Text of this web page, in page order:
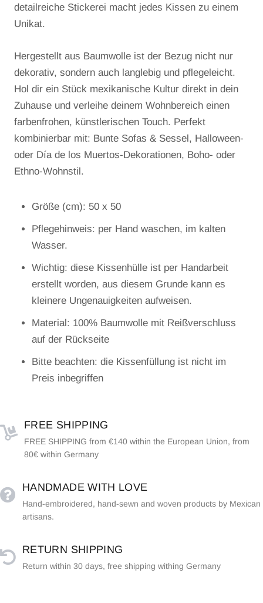
detailreiche Stickerei macht jedes Kissen zu einem
Unikat.
Hergestellt aus Baumwolle ist der Bezug nicht nur
dekorativ, sondern auch langlebig und pflegeleicht.
Hol dir ein Stück mexikanische Kultur direkt in dein
Zuhause und verleihe deinem Wohnbereich einen
farbenfrohen, künstlerischen Touch. Perfekt
kombinierbar mit: Bunte Sofas & Sessel, Halloween-
oder Día de los Muertos-Dekorationen, Boho- oder
Ethno-Wohnstil.
Größe (cm): 50 x 50
Pflegehinweis: per Hand waschen, im kalten
Wasser.
Wichtig: diese Kissenhülle ist per Handarbeit
erstellt worden, aus diesem Grunde kann es
kleinere Ungenauigkeiten aufweisen.
Material: 100% Baumwolle mit Reißverschluss
auf der Rückseite
Bitte beachten: die Kissenfüllung ist nicht im
Preis inbegriffen
FREE SHIPPING
FREE SHIPPING from €140 within the European Union, from
80€ within Germany
HANDMADE WITH LOVE
Hand-embroidered, hand-sewn and woven products by Mexican
artisans.
RETURN SHIPPING
Return within 30 days, free shipping withing Germany